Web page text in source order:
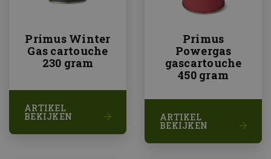
Primus Winter
Gas cartouche
230 gram
ARTIKEL
BEKIJKEN
Primus
Powergas
gascartouche
450 gram
ARTIKEL
BEKIJKEN
van de